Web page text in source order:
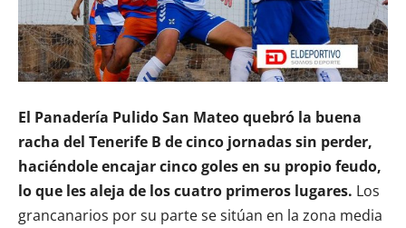
El Panadería Pulido San Mateo quebró la buena
racha del Tenerife B de cinco jornadas sin perder,
haciéndole encajar cinco goles en su propio feudo,
lo que les aleja de los cuatro primeros lugares. Los
grancanarios por su parte se sitúan en la zona media